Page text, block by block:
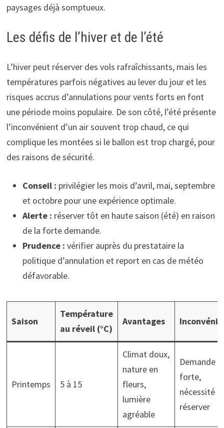
paysages déjà somptueux.
Les défis de l’hiver et de l’été
L’hiver peut réserver des vols rafraîchissants, mais les
températures parfois négatives au lever du jour et les
risques accrus d’annulations pour vents forts en font
une période moins populaire. De son côté, l’été présente
l’inconvénient d’un air souvent trop chaud, ce qui
complique les montées si le ballon est trop chargé, pour
des raisons de sécurité.
Conseil : privilégier les mois d’avril, mai, septembre
et octobre pour une expérience optimale.
Alerte : réserver tôt en haute saison (été) en raison
de la forte demande.
Prudence : vérifier auprès du prestataire la
politique d’annulation et report en cas de météo
défavorable.
Saison
Température
au réveil (°C)
Avantages
Printemps 5 à 15
Climat doux,
nature en
fleurs,
lumière
agréable
Demande
forte,
nécessité
réserver